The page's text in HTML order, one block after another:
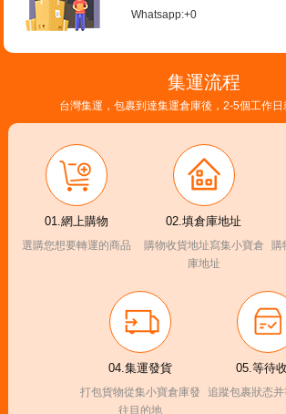
Whatsapp:+0
集運流程
台灣集運，包裹到達集運倉庫後，2-5個工作日
01.網上購物
選購您想要轉運的商品
02.填倉庫地址
購物收貨地址寫集小寶倉
庫地址
購
04.集運發貨
打包貨物從集小寶倉庫發
往目的地
05.等待
追蹤包裹狀态